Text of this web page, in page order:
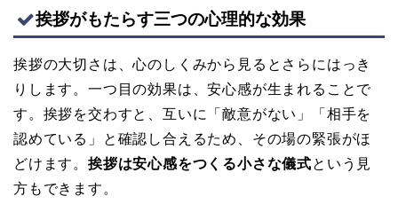
挨拶がもたらす三つの心理的な効果
挨拶の大切さは、心のしくみから見るとさらにはっき
りします。一つ目の効果は、安心感が生まれることで
す。挨拶を交わすと、互いに「敵意がない」「相手を
認めている」と確認し合えるため、その場の緊張がほ
どけます。 挨拶は安心感をつくる小さな儀式という見
方もできます。